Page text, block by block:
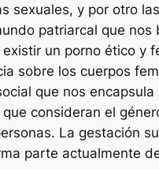
sexuales, y por otro
patriarcal que nos
un porno ético y
sobre los cuerpos
que nos encapsula
consideran el
La gestación
parte actualmente